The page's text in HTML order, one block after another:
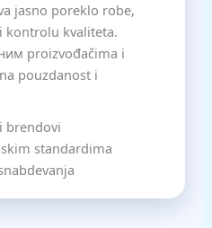
jasno poreklo robe,
kontrolu kvaliteta.
proizvođačima i
pouzdanost i
brendovi
standardima